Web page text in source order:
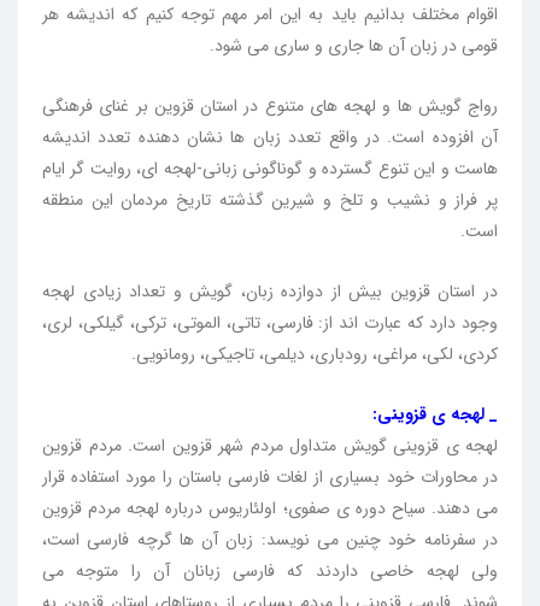
اقوام مختلف بدانیم باید به این امر مهم توجه کنیم که اندیشه هر
قومی در زبان آن ها جاری و ساری می شود.
رواج گویش ها و لهجه های متنوع در استان قزوین بر غنای فرهنگی
آن افزوده است. در واقع تعدد زبان ها نشان دهنده تعدد اندیشه
هاست و این تنوع گسترده و گوناگونی زبانی-لهجه ای، روایت گر ایام
پر فراز و نشیب و تلخ و شیرین گذشته تاریخ مردمان این منطقه
است.
در استان قزوین بیش از دوازده زبان، گویش و تعداد زیادی لهجه
وجود دارد که عبارت اند از: فارسی، تاتی، الموتی، ترکی، گیلکی، لری،
کردی، لکی، مراغی، رودباری، دیلمی، تاجیکی، رومانویی.
_ لهجه ی قزوینی:
لهجه ی قزوینی گویش متداول مردم شهر قزوین است. مردم قزوین
در محاورات خود بسیاری از لغات فارسی باستان را مورد استفاده قرار
می دهند. سیاح دوره ی صفوی؛ اولئاریوس درباره لهجه مردم قزوین
در سفرنامه خود چنین می نویسد: زبان آن ها گرچه فارسی است،
ولی لهجه خاصی داردند که فارسی زبانان آن را متوجه می